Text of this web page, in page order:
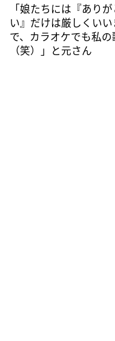
「娘たちには『あり
い』だけは厳しくい
で、カラオケでも私
（笑）」と元さん